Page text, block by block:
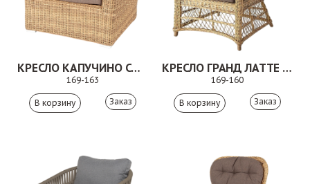
КРЕСЛО КАПУЧИНО СОЛОМЕННЫЙ
169-163
Заказ
КРЕСЛО ГРАНД ЛАТТЕ СОЛОМЕННЫЙ
169-160
Заказ